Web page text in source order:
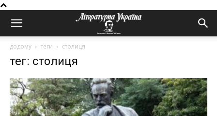
додому теги столиця
тег: столиця